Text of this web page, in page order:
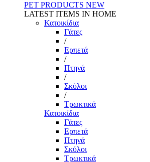
PET PRODUCTS NEW
LATEST ITEMS IN HOME
Κατοικίδια
Γάτες
/
Ερπετά
/
Πτηνά
/
Σκύλοι
/
Τρωκτικά
Κατοικίδια
Γάτες
Ερπετά
Πτηνά
Σκύλοι
Τρωκτικά